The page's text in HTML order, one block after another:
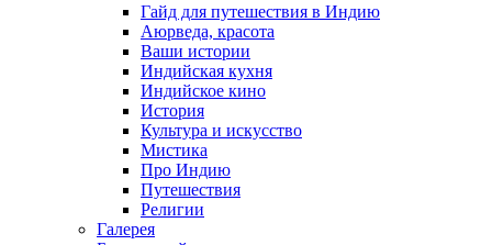
Гайд для путешествия в Индию
Аюрведа, красота
Ваши истории
Индийская кухня
Индийское кино
История
Культура и искусство
Мистика
Про Индию
Путешествия
Религии
Галерея